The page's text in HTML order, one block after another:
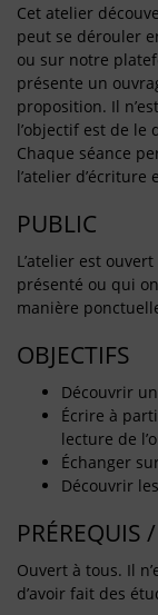
Cet atelier
peut se dérouler
ou sur notre
présente un
proposition. Il
l’objectif est de
Chaque séance
l’atelier d’écriture
PUBLIC
L’atelier est
présenté ou qui
manière
OBJECTIFS
Découvrir
Écrire à
lecture de
Échanger
Découvrir
PRÉREQUIS
Ouvert à tous. Il
d’avoir fait des